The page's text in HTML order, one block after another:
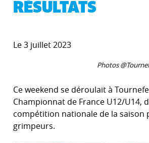
RÉSULTATS
Le 3 juillet 2023
Photos
Ce weekend se déroulait à
Championnat de France U12/U14,
compétition nationale de la saison
grimpeurs.